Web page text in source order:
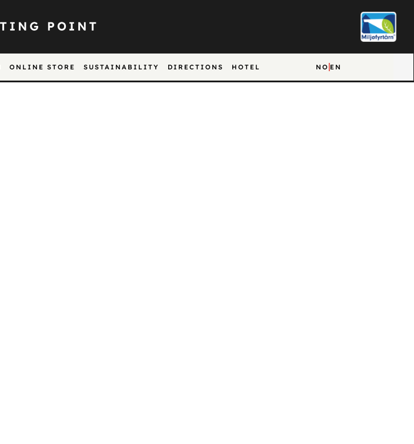
ONLINE STORE SUSTAINABILITY DIRECTIONS HOTEL NO EN